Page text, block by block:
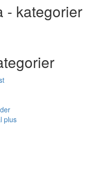
- kategorier
plus